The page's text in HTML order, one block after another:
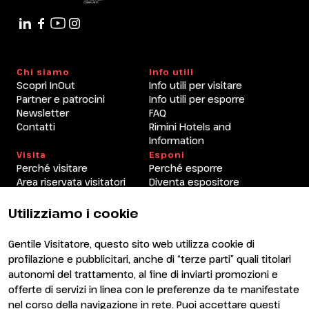
Utilizziamo i cookie
Gentile Visitatore, questo sito web utilizza cookie di
profilazione e pubblicitari, anche di “terze parti” quali titolari
autonomi del trattamento, al fine di inviarti promozioni e
offerte di servizi in linea con le preferenze da te manifestate
nel corso della navigazione in rete. Puoi accettare questi
Chi siamo
Scopri InOut
Partner e patrocini
Newsletter
Contatti
Info utili
Info utili per visitare
Info utili per esporre
FAQ
Rimini Hotels and
Information
Visita
Perché visitare
Area riservata visitatori
Esponi
Perché esporre
Diventa espositore
ENTI CERTIFICATORI